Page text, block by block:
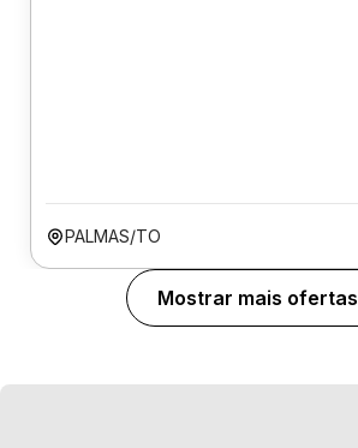
PALMAS/TO
Mostrar mais ofertas